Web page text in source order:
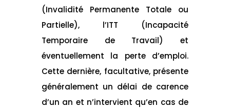
(Invalidité Permanente Totale ou
Partielle), l’ITT (Incapacité
Temporaire de Travail) et
éventuellement la perte d’emploi.
Cette dernière, facultative, présente
généralement un délai de carence
d’un an et n’intervient qu’en cas de